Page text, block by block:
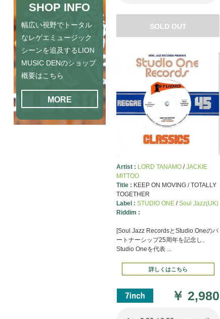
SOLD OUT
Artist : LORD TANAMO /JACKIE
MITTOO
Title : KEEP ON MOVING / TOTALLY
TOGETHER
Label :STUDIO ONE /Soul Jazz(UK)
Riddim :
[Soul Jazz RecordsとStudio Oneのパ
ートナーシップ25周年を記念し、
Studio Oneを代表 ...
詳しくはこちら
￥2,980
SHOP INFO
幅広い視野でトータル
なレゲエミュージック
シーンを追及するLION
MUSIC DENのショップ
概要はこちら
MORE